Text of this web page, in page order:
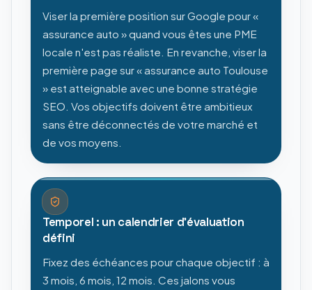
Viser la première position sur Google pour «
assurance auto » quand vous êtes une PME
locale n'est pas réaliste. En revanche, viser la
première page sur « assurance auto Toulouse
» est atteignable avec une bonne stratégie
SEO. Vos objectifs doivent être ambitieux
sans être déconnectés de votre marché et
de vos moyens.
Temporel : un calendrier d'évaluation
défini
Fixez des échéances pour chaque objectif : à
3 mois, 6 mois, 12 mois. Ces jalons vous